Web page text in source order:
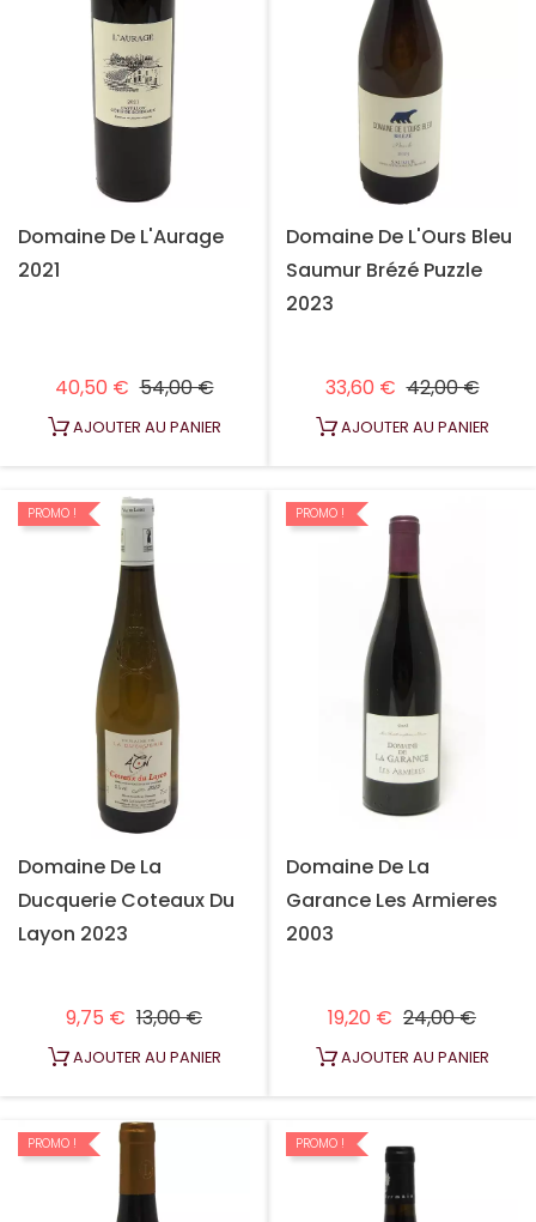
Domaine De L'Aurage
2021
40,50 € Prix habituel
54,00 €Prix
AJOUTER AU PANIER
Domaine De L'Ours Bleu
Saumur Brézé Puzzle
2023
33,60 € Prix habituel
42,00 €Prix
AJOUTER AU PANIER
PROMO !
Domaine De La
Ducquerie Coteaux Du
Layon 2023
9,75 € Prix habituel
13,00 €Prix
AJOUTER AU PANIER
PROMO !
Domaine De La
Garance Les Armieres
2003
19,20 € Prix habituel
24,00 €Prix
AJOUTER AU PANIER
PROMO ! PROMO !